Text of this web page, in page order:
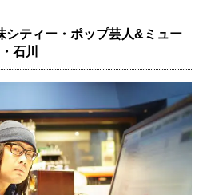
シティー・ポップ芸人&ミュー
石川